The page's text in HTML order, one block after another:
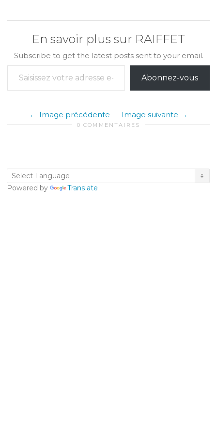
En savoir plus sur RAIFFET
Subscribe to get the latest posts sent to your email.
Saisissez votre adresse e-mail…
Abonnez-vous
Image précédente Image suivante
0 COMMENTAIRES
Powered by Translate